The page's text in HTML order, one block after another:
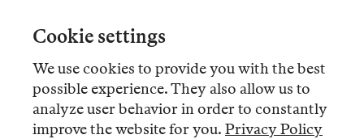
Dieser grässliche Vergleich geht mit dem aktuellen
Krieg im Gazastreifen ins Extrem. Die Operation
«Iron Swords» («Eiserne Schwerter») startete die
israelische Regierung nach dem schrecklichen
Angriff der Hamas am 7. Oktober 2023 und der
Cookie settings
We use cookies to provide you with the best
possible experience. They also allow us to
analyze user behavior in order to constantly
improve the website for you. Privacy Policy